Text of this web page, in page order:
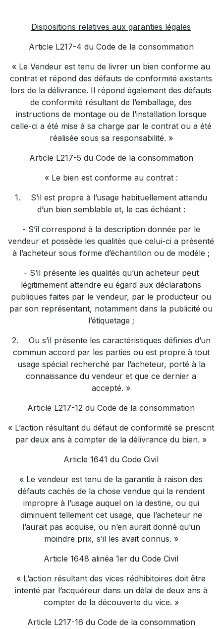
Dispositions relatives aux garanties légales
Article L217-4 du Code de la consommation
« Le Vendeur est tenu de livrer un bien conforme au
contrat et répond des défauts de conformité existants
lors de la délivrance. Il répond également des défauts
de conformité résultant de l’emballage, des
instructions de montage ou de l’installation lorsque
celle-ci a été mise à sa charge par le contrat ou a été
réalisée sous sa responsabilité. »
Article L217-5 du Code de la consommation
« Le bien est conforme au contrat :
1.
S’il est propre à l’usage habituellement attendu
d’un bien semblable et, le cas échéant :
- S’il correspond à la description donnée par le
vendeur et possède les qualités que celui-ci a présenté
à l’acheteur sous forme d’échantillon ou de modèle ;
- S’il présente les qualités qu’un acheteur peut
légitimement attendre eu égard aux déclarations
publiques faites par le vendeur, par le producteur ou
par son représentant, notamment dans la publicité ou
l’étiquetage ;
2.
Ou s’il présente les caractéristiques définies d’un
commun accord par les parties ou est propre à tout
usage spécial recherché par l’acheteur, porté à la
connaissance du vendeur et que ce dernier a
accepté. »
Article L217-12 du Code de la consommation
« L’action résultant du défaut de conformité se prescrit
par deux ans à compter de la délivrance du bien. »
Article 1641 du Code Civil
« Le vendeur est tenu de la garantie à raison des
défauts cachés de la chose vendue qui la rendent
impropre à l’usage auquel on la destine, ou qui
diminuent tellement cet usage, que l’acheteur ne
l’aurait pas acquise, ou n’en aurait donné qu’un
moindre prix, s’il les avait connus. »
Article 1648 alinéa 1er du Code Civil
« L’action résultant des vices rédhibitoires doit être
intenté par l’acquéreur dans un délai de deux ans à
compter de la découverte du vice. »
Article L217-16 du Code de la consommation